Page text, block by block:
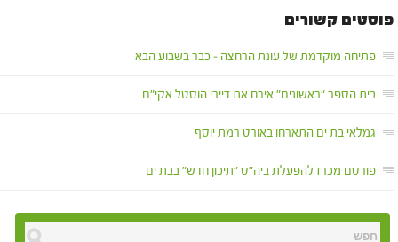
פוסטים קשורים
פתיחה מוקדמת של עונת הרחצה – כבר בשבוע הבא
בית הספר "ראשונים" אירח את דיירי הוסטל אקי"ם
גמלאי בת ים התארחו באורט רמת יוסף
פורסם מכרז להפעלת ביה"ס "תיכון חדש" בבת ים